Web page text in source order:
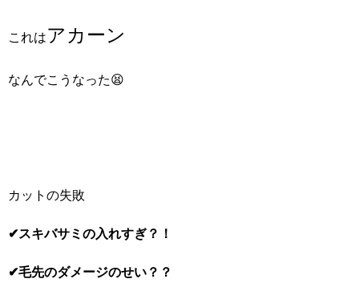
これはアカーン
なんでこうなった😫
カットの失敗
✔スキバサミの入れすぎ？！
✔毛先のダメージのせい？？